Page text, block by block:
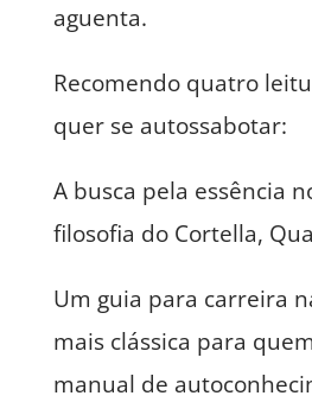
aguenta.
Recomendo quatro
quer se autossabotar:
A busca pela essência
filosofia do Cortella,
Um guia para carreira
mais clássica para
manual de